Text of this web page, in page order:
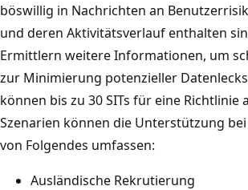
böswillig in Nachrichten an
und deren Aktivitätsverlauf enthalten
Ermittlern weitere Informationen, um
zur Minimierung potenzieller
können bis zu 30 SITs für eine Richtlinie
Szenarien können die Unterstützung
von Folgendes umfassen:
Ausländische Rekrutierung